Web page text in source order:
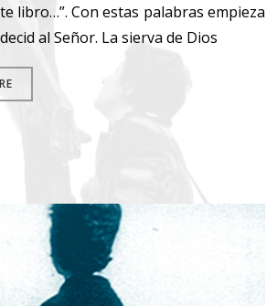
libro…”. Con estas palabras empieza
al Señor. La sierva de Dios